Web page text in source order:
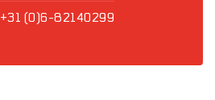
+31 (0)6-82140299